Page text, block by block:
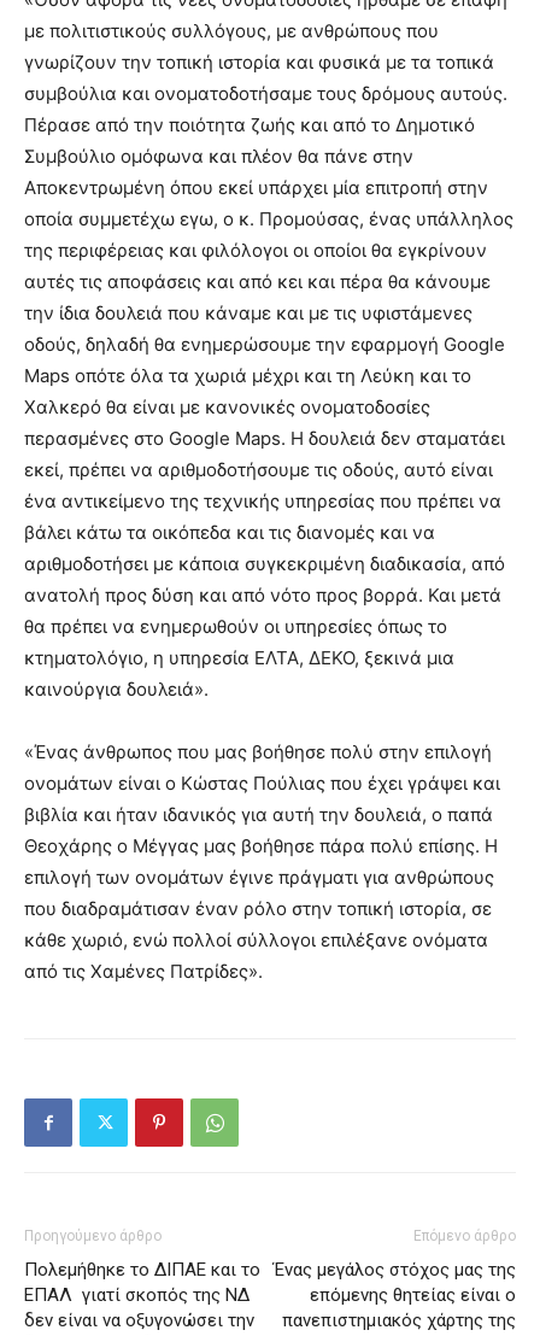
με πολιτιστικούς συλλόγους, με ανθρώπους που
γνωρίζουν την τοπική ιστορία και φυσικά με τα τοπικά
συμβούλια και ονοματοδοτήσαμε τους δρόμους αυτούς.
Πέρασε από την ποιότητα ζωής και από το Δημοτικό
Συμβούλιο ομόφωνα και πλέον θα πάνε στην
Αποκεντρωμένη όπου εκεί υπάρχει μία επιτροπή στην
οποία συμμετέχω εγω, ο κ. Προμούσας, ένας υπάλληλος
της περιφέρειας και φιλόλογοι οι οποίοι θα εγκρίνουν
αυτές τις αποφάσεις και από κει και πέρα θα κάνουμε
την ίδια δουλειά που κάναμε και με τις υφιστάμενες
οδούς, δηλαδή θα ενημερώσουμε την εφαρμογή Google
Maps οπότε όλα τα χωριά μέχρι και τη Λεύκη και το
Χαλκερό θα είναι με κανονικές ονοματοδοσίες
περασμένες στο Google Maps. Η δουλειά δεν σταματάει
εκεί, πρέπει να αριθμοδοτήσουμε τις οδούς, αυτό είναι
ένα αντικείμενο της τεχνικής υπηρεσίας που πρέπει να
βάλει κάτω τα οικόπεδα και τις διανομές και να
αριθμοδοτήσει με κάποια συγκεκριμένη διαδικασία, από
ανατολή προς δύση και από νότο προς βορρά. Και μετά
θα πρέπει να ενημερωθούν οι υπηρεσίες όπως το
κτηματολόγιο, η υπηρεσία ΕΛΤΑ, ΔΕΚΟ, ξεκινά μια
καινούργια δουλειά».
«Ένας άνθρωπος που μας βοήθησε πολύ στην επιλογή
ονομάτων είναι ο Κώστας Πούλιας που έχει γράψει και
βιβλία και ήταν ιδανικός για αυτή την δουλειά, ο παπά
Θεοχάρης ο Μέγγας μας βοήθησε πάρα πολύ επίσης. Η
επιλογή των ονομάτων έγινε πράγματι για ανθρώπους
που διαδραμάτισαν έναν ρόλο στην τοπική ιστορία, σε
κάθε χωριό, ενώ πολλοί σύλλογοι επιλέξανε ονόματα
από τις Χαμένες Πατρίδες».
Προηγούμενο άρθρο
Πολεμήθηκε το ΔΙΠΑΕ και το
ΕΠΑΛ γιατί σκοπός της ΝΔ
δεν είναι να οξυγονώσει την
Επόμενο άρθρο
Ένας μεγάλος στόχος μας της
επόμενης θητείας είναι ο
πανεπιστημιακός χάρτης της